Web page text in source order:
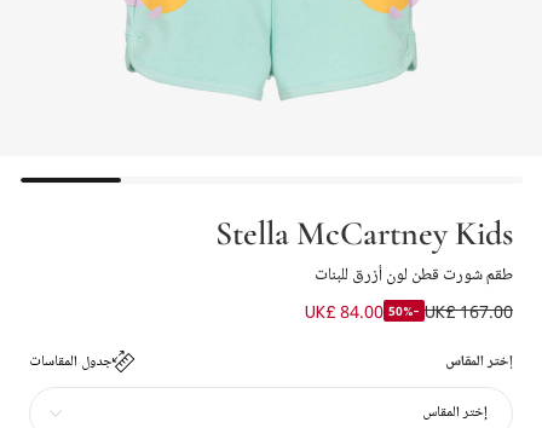
Stella McCartney Kids
طقم شورت قطن لون أزرق للبنات
UK£ 167.00
-50%
UK£ 84.00
إختر المقاس جدول المقاسات
إختر المقاس